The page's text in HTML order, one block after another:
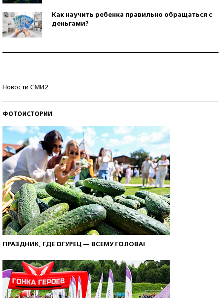
Как научить ребенка правильно обращаться с
деньгами?
Новости СМИ2
ФОТОИСТОРИИ
ПРАЗДНИК, ГДЕ ОГУРЕЦ — ВСЕМУ ГОЛОВА!